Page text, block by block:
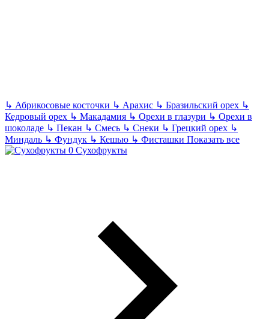
↳ Абрикосовые косточки ↳ Арахис ↳ Бразильский орех ↳
Кедровый орех ↳ Макадамия ↳ Орехи в глазури ↳ Орехи в
шоколаде ↳ Пекан ↳ Смесь ↳ Снеки ↳ Грецкий орех ↳
Миндаль ↳ Фундук ↳ Кешью ↳ Фисташки Показать все
Сухофрукты